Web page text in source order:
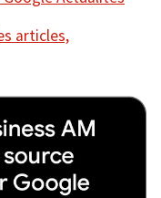
articles,